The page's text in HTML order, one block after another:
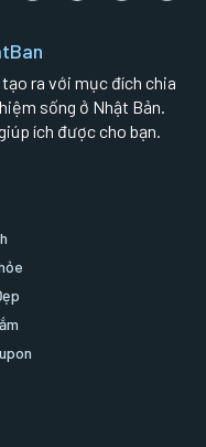
ra với mục đích chia
sống ở Nhật Bản.
ích được cho bạn.